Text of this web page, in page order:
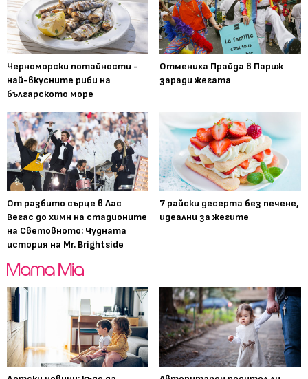
Черноморски потайности -
най-вкусните риби на
българското море
Отмениха Прайда в Париж
заради жегата
От разбито сърце в Лас
Вегас до химн на стадионите
на Световното: Чудната
история на Mr. Brightside
7 райски десерта без печене,
идеални за жегите